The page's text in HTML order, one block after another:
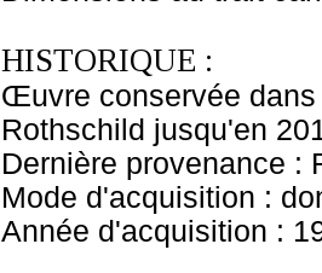
HISTORIQUE :
Œuvre conservée dans
Rothschild jusqu'en
Dernière provenance :
Mode d'acquisition :
Année d'acquisition :